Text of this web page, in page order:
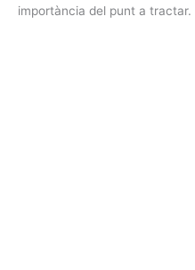
importància del punt a tractar.